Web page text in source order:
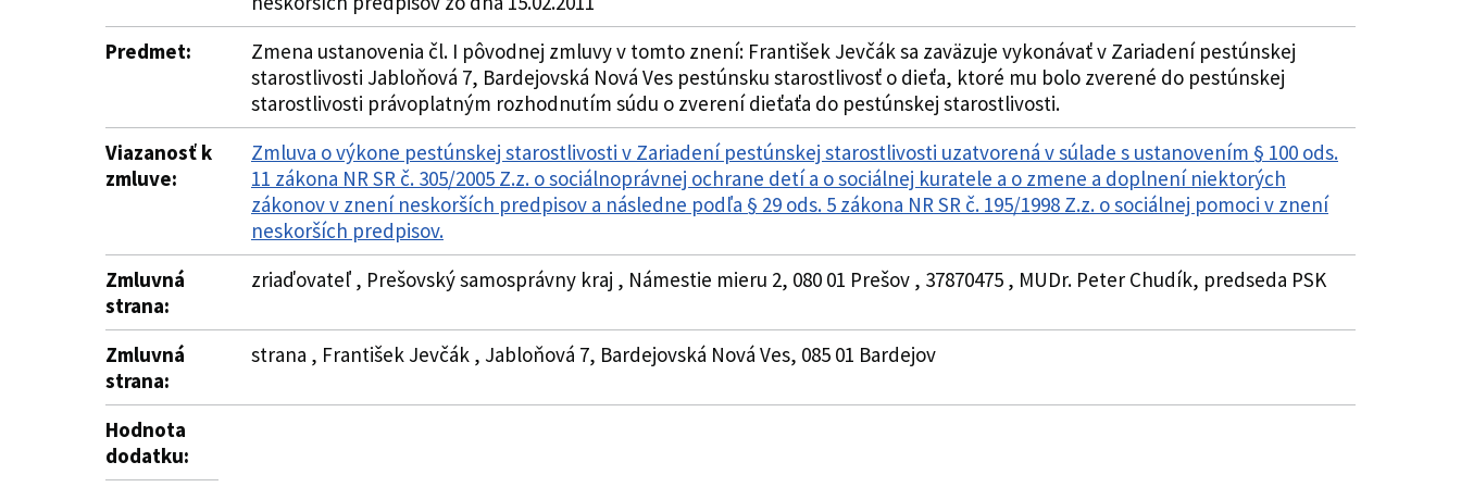
Predmet:
Zmena ustanovenia čl. I pôvodnej zmluvy v tomto znení: František Jevčák sa zaväzuje vykonávať v Zariadení pestúnskej
starostlivosti Jabloňová 7, Bardejovská Nová Ves pestúnsku starostlivosť o dieťa, ktoré mu bolo zverené do pestúnskej
starostlivosti právoplatným rozhodnutím súdu o zverení dieťaťa do pestúnskej starostlivosti.
Viazanosť k
zmluve:
Zmluva o výkone pestúnskej starostlivosti v Zariadení pestúnskej starostlivosti uzatvorená v súlade s ustanovením § 100 ods.
11 zákona NR SR č. 305/2005 Z.z. o sociálnoprávnej ochrane detí a o sociálnej kuratele a o zmene a doplnení niektorých
zákonov v znení neskorších predpisov a následne podľa § 29 ods. 5 zákona NR SR č. 195/1998 Z.z. o sociálnej pomoci v znení
neskorších predpisov.
Zmluvná
strana:
zriaďovateľ , Prešovský samosprávny kraj , Námestie mieru 2, 080 01 Prešov , 37870475 , MUDr. Peter Chudík, predseda PSK
Zmluvná
strana:
strana , František Jevčák , Jabloňová 7, Bardejovská Nová Ves, 085 01 Bardejov
Hodnota
dodatku: